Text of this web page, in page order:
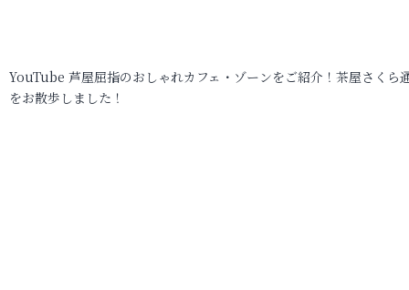
YouTube 芦屋屈指のおしゃれカフェ・ゾーンをご紹介！茶屋さくら
をお散歩しました！